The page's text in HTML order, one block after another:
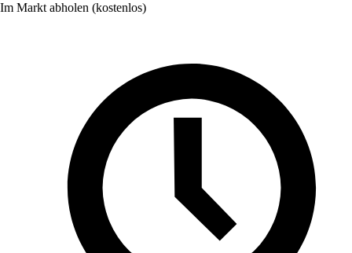
Im Markt abholen (kostenlos)